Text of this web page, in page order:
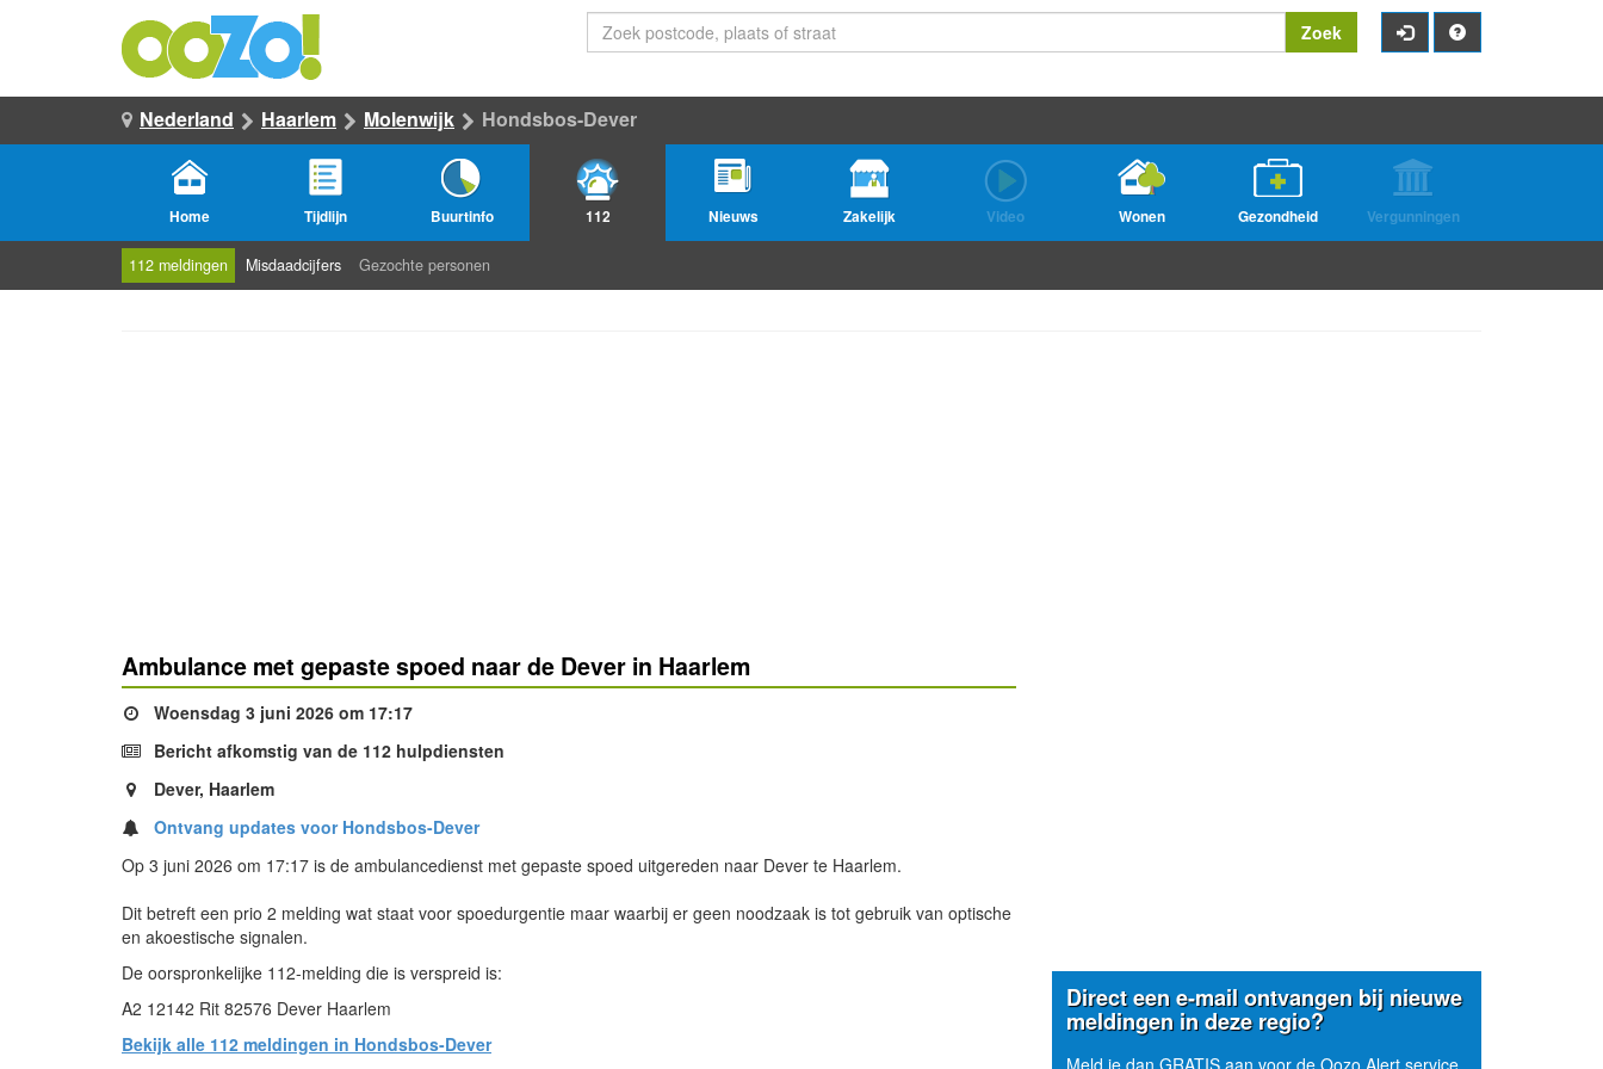
Zoek
Nederland Haarlem Molenwijk Hondsbos-Dever
Home Tijdlijn Buurtinfo 112 Nieuws Zakelijk Video Wonen Gezondheid Vergunningen
112 meldingen Misdaadcijfers Gezochte personen
Ambulance met gepaste spoed naar de Dever in Haarlem
Woensdag 3 juni 2026 om 17:17
Bericht afkomstig van de 112 hulpdiensten
Dever, Haarlem
Ontvang updates voor Hondsbos-Dever
Op 3 juni 2026 om 17:17 is de ambulancedienst met gepaste spoed uitgereden naar Dever te Haarlem.
Dit betreft een prio 2 melding wat staat voor spoedurgentie maar waarbij er geen noodzaak is tot gebruik van optische
en akoestische signalen.
De oorspronkelijke 112-melding die is verspreid is:
A2 12142 Rit 82576 Dever Haarlem
Bekijk alle 112 meldingen in Hondsbos-Dever
Direct een e-mail ontvangen bij nieuwe
meldingen in deze regio?
Meld je dan GRATIS aan voor de Oozo Alert service